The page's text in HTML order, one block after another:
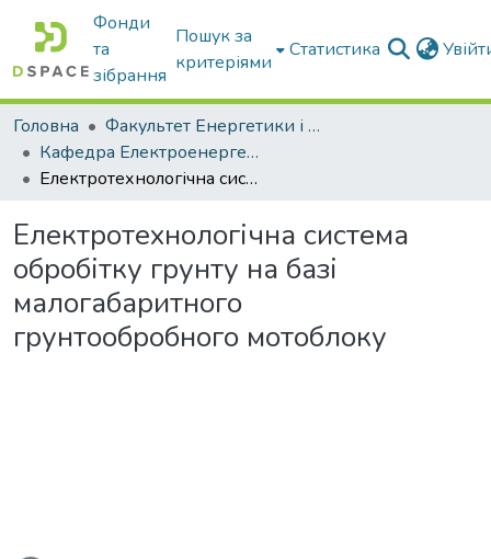
Фонди
та
зібрання
Пошук за
критеріями
Статистика
Головна
Факультет Енергетики і комп'ютерних технологій
Кафедра Електроенергетики і електротехнологій
Електротехнологічна система обробітку грунту на базі малогабаритного грунтообробного мотоблоку
Електротехнологічна система
обробітку грунту на базі
малогабаритного
грунтообробного мотоблоку